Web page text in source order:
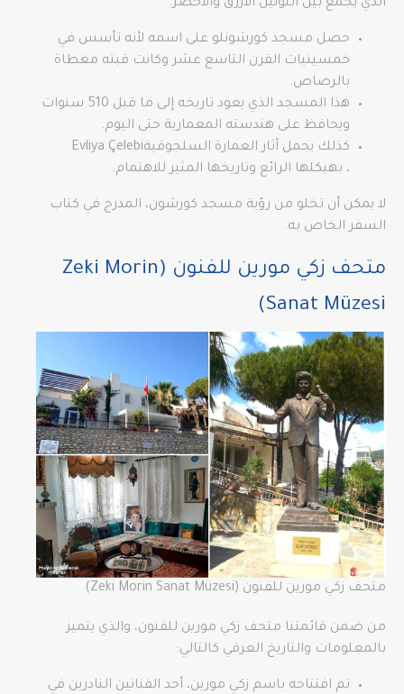
الذي يجمع بين اللونين الأزرق والأخضر.
حصل مسجد كورشونلو على اسمه لأنه تأسس في
خمسينيات القرن التاسع عشر وكانت قبته مغطاة
بالرصاص.
هذا المسجد الذي يعود تاريخه إلى ما قبل 510 سنوات
ويحافظ على هندسته المعمارية حتى اليوم.
كذلك يحمل آثار العمارة السلجوقيةEvliya Çelebi
، بهيكلها الرائع وتاريخها المثير للاهتمام.
لا يمكن أن تخلو من رؤية مسجد كورشون، المدرج في كتاب
السفر الخاص به.
متحف زكي مورين للفنون (Zeki Morin
Sanat Müzesi)
متحف زكي مورين للفنون (Zeki Morin Sanat Müzesi)
من ضمن قائمتنا متحف زكي مورين للفنون، والذي يتميز
بالمعلومات والتاريخ العرقي كالتالي:
تم افتتاحه باسم زكي مورين، أحد الفنانين النادرين في